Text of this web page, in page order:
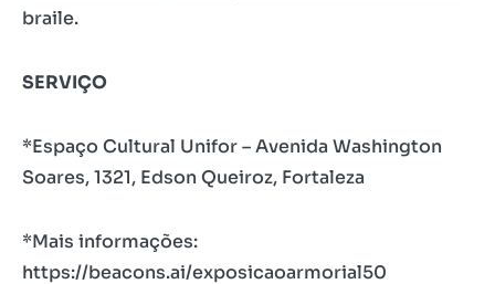
braile.
SERVIÇO
*Espaço Cultural Unifor – Avenida Washington
Soares, 1321, Edson Queiroz, Fortaleza
*Mais informações:
https://beacons.ai/exposicaoarmorial50